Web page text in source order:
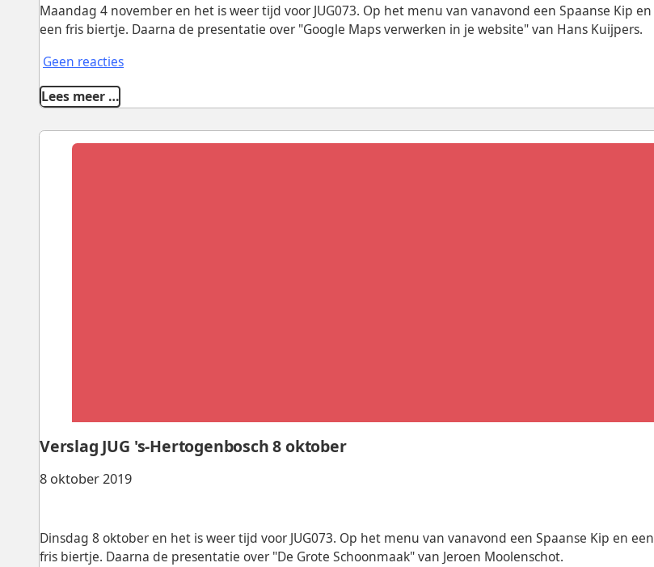
Maandag 4 november en het is weer tijd voor JUG073. Op het menu van vanavond een Spaanse Kip en
een fris biertje. Daarna de presentatie over "Google Maps verwerken in je website" van Hans Kuijpers.
Geen reacties
Lees meer …
8 oktober 2019
Verslag JUG 's-Hertogenbosch 8 oktober
Dinsdag 8 oktober en het is weer tijd voor JUG073. Op het menu van vanavond een Spaanse Kip en een
fris biertje. Daarna de presentatie over "De Grote Schoonmaak" van Jeroen Moolenschot.